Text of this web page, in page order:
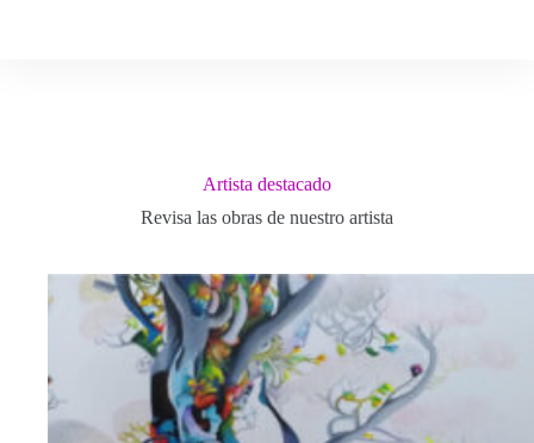
Artista destacado
Revisa las obras de nuestro artista